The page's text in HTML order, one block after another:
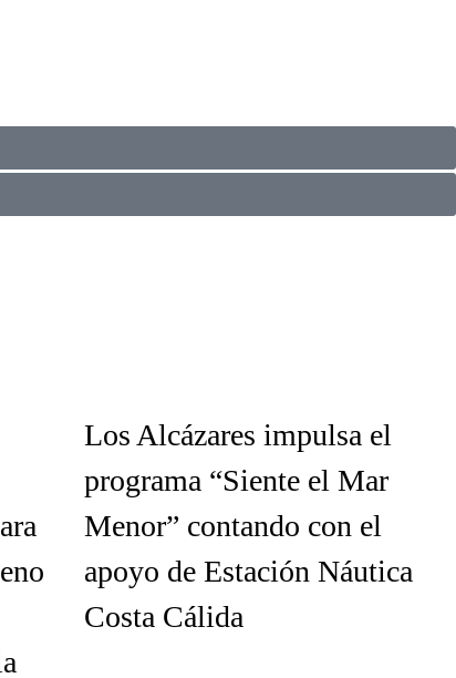
Los Alcázares impulsa el
programa “Siente el Mar
Menor” contando con el
apoyo de Estación Náutica
Costa Cálida